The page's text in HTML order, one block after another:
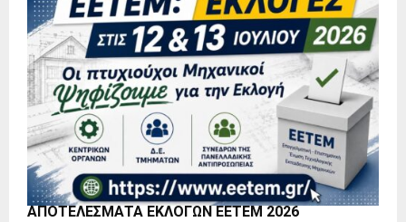
ΑΠΟΤΕΛΕΣΜΑΤΑ ΕΚΛΟΓΩΝ ΕΕΤΕΜ 2026